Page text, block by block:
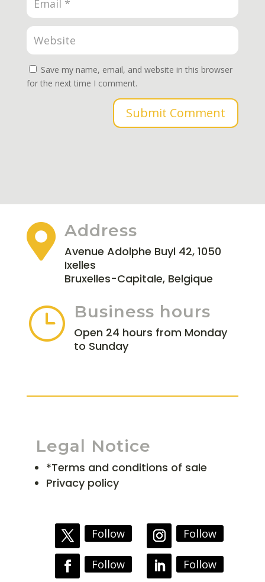
Save my name, email, and website in this browser
for the next time I comment.
Submit Comment
 Address
Avenue Adolphe Buyl 42, 1050
Ixelles
Bruxelles-Capitale, Belgique
} Business hours
Open 24 hours from Monday
to Sunday
Legal Notice
*Terms and conditions of sale
Privacy policy
Follow Follow
Follow Follow